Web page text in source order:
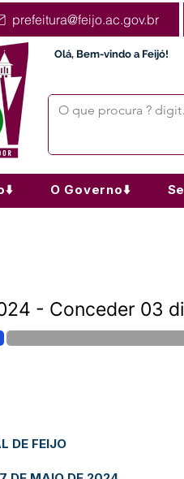
prefeitura@feijo.ac.gov.br
Olá, Bem-vindo a Feijó!
O Governo⬇️
- Conceder 03
DE FEIJO